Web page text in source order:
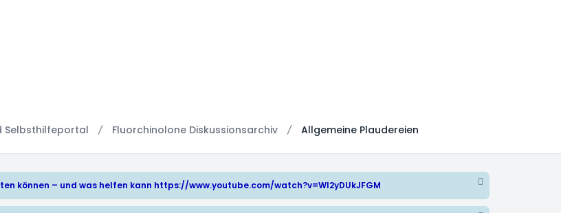
Selbsthilfeportal Fluorchinolone Diskussionsarchiv Allgemeine Plaudereien
können – und was helfen kann https://www.youtube.com/watch?v=WI2yDUkJFGM